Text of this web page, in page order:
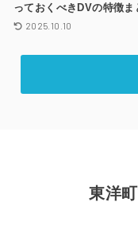
っておくべきDVの特徴ま
2025.10.10
東洋